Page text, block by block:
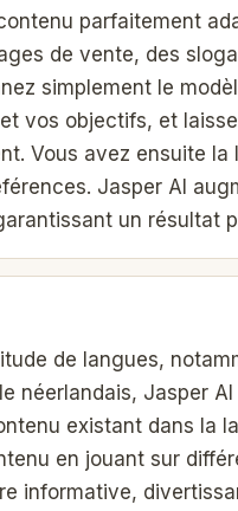
parfaitement
de vente, des
simplement le
vos objectifs, et
Vous avez ensuite
Jasper AI
un résultat
de langues,
néerlandais, Jasper
existant dans la
en jouant sur
informative,